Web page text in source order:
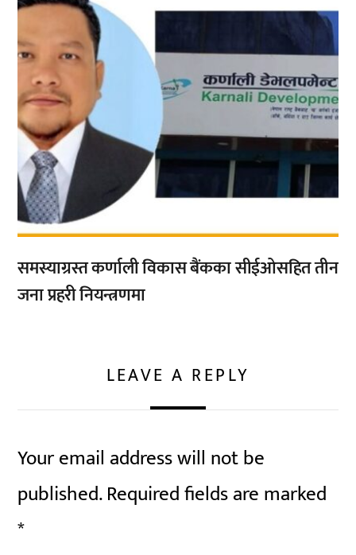
समस्याग्रस्त कर्णाली विकास बैंकका सीईओसहित तीन
जना प्रहरी नियन्त्रणमा
LEAVE A REPLY
Your email address will not be
published.Required fields are marked
*